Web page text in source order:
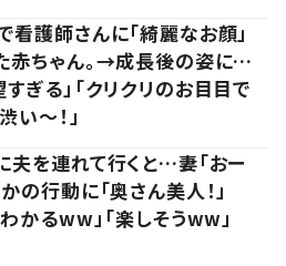
看護師さんに「綺麗なお顔」
赤ちゃん。→成長後の姿に…
すぎる」「クリクリのお目目で
い～！」
夫を連れて行くと…妻「おー
の行動に「奥さん美人！」
わかるww」「楽しそうww」